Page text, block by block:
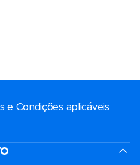
Condições aplicáveis